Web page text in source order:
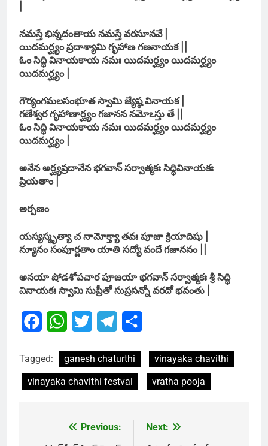
నమస్తే భిన్నదంతాయ నమస్తే వరసూనవే |
యిదమర్ఘ్యం ప్రదాశ్యామి గృహాణ గణనాయక ||
ఓం సిద్ధి వినాయకాయ నమః యిదమర్ఘ్యం యిదమర్ఘ్యం
యిదమర్ఘ్యం |
గౌర్యంగమలసంభూత స్వామి జ్యేష్ఠ వినాయక |
గణేశ్వర గృహాణార్ఘ్యం గజానన నమోఽస్తు తే ||
ఓం సిద్ధి వినాయకాయ నమః యిదమర్ఘ్యం యిదమర్ఘ్యం
యిదమర్ఘ్యం |
అనేన అర్ఘ్యప్రదానేన భగవాన్ సర్వాత్మకః సిద్ధివినాయకః
ప్రియతాం |
అర్పణం
యస్యస్మృత్యా చ నామోక్త్యా తవః పూజా క్రియాదిషు |
న్యూనం సంపూర్ణతాం యాతి సద్యో వందే గజాననం ||
అనయా షోడశోపచార పూజయా భగవాన్ సర్వాత్మకః శ్రీ సిద్ధి
వినాయకః స్వామి సుప్రీతో సుప్రసన్నో వరదో భవంతు |
FacebookWhatsApp
Twitter Telegram
Tagged: ganesh chaturthi
vinayaka chavithi
vinayaka chavithi festval
vratha pooja
Previous:
Next: